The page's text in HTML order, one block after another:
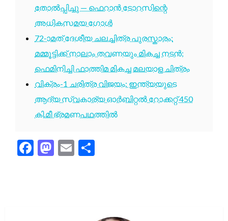
തോൽപ്പിച്ചു — ഫെറാൻ ടോറസിന്റെ
അധികസമയ ഗോൾ
72-ാമത് ദേശീയ ചലച്ചിത്ര പുരസ്കാരം:
മമ്മൂട്ടിക്ക് നാലാം തവണയും മികച്ച നടൻ;
ഫെമിനിച്ചി ഫാത്തിമ മികച്ച മലയാള ചിത്രം
വിക്രം-1 ചരിത്ര വിജയം: ഇന്ത്യയുടെ
ആദ്യ സ്വകാര്യ ഓർബിറ്റൽ റോക്കറ്റ് 450
കി.മീ ഭ്രമണപഥത്തിൽ
Facebook
Mastodon
Email